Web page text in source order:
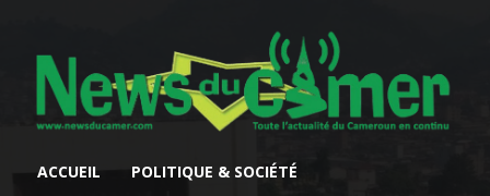
ACCUEIL POLITIQUE & SOCIÉTÉ